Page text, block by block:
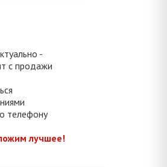
-
с продажи
телефону
лучшее!